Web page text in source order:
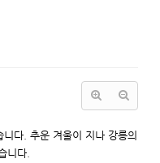
다. 추운 겨울이 지나 강릉의
니다.